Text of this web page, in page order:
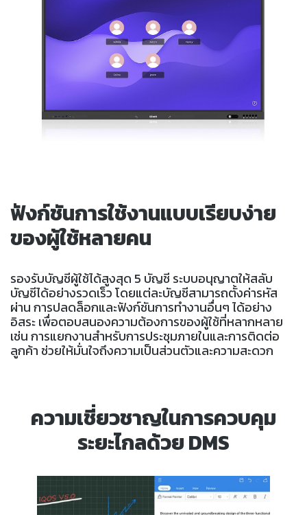
ฟังก์ชันการใช้งานแบบเรียบง่าย
ของผู้ใช้หลายคน
รองรับบัญชีผู้ใช้ได้สูงสุด 5 บัญชี ระบบอนุญาตให้สลับ
บัญชีได้อย่างรวดเร็ว โดยแต่ละบัญชีสามารถตั้งค่ารหัส
ผ่าน การปลดล็อกและฟังก์ชันการทำงานอื่นๆ ได้อย่าง
อิสระ เพื่อตอบสนองความต้องการของผู้ใช้ที่หลากหลาย
เช่น การแยกงานสำหรับการประชุมภายในและการติดต่อ
ลูกค้า ช่วยให้มั่นใจถึงความเป็นส่วนตัวและความสะดวก
ความเชี่ยวชาญในการควบคุม
ระยะไกลด้วย DMS